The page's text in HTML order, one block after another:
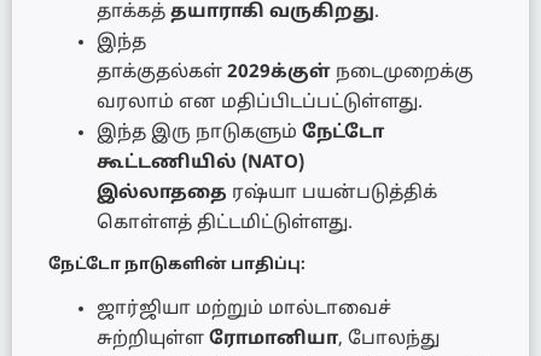
தாக்கத் தயாராகி வருகிறது.
இந்த
தாக்குதல்கள் 2029க்குள் நடைமுறைக்கு
வரலாம் என மதிப்பிடப்பட்டுள்ளது.
இந்த இரு நாடுகளும் நேட்டோ
கூட்டணியில் (NATO)
இல்லாததை ரஷ்யா பயன்படுத்திக்
கொள்ளத் திட்டமிட்டுள்ளது.
நேட்டோ நாடுகளின் பாதிப்பு:
ஜார்ஜியா மற்றும் மால்டாவைச்
சுற்றியுள்ள ரோமானியா, போலந்து